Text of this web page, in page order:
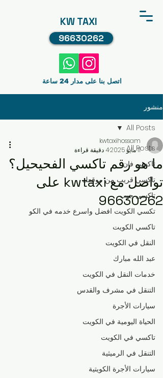
KW TAXI
96630262
اتصل بنا على مدار 24 ساعة
منشور
All Posts
تاكسي فان
تاكسي قريب من موقعك
تاكسي جيب
تكسي الكويت افضل واسرع خدمه في الكو
تاكسي الكويت
النقل في الكويت
عبد الله مبارك
خدمات النقل في الكويت
التنقل في مشرف والقدس
سيارات الأجرة
الحياة اليومية في الكويت
تاكسي في الكويت
التنقل في الرميثية
سيارات الأجرة الكويتية
All Posts
ما هو رقم تاكسي الفحيحيل؟
تواصل مع kwtaxi على
96630262
kwtaxihossam
11 مايو 2025
4 دقيقة قراءة